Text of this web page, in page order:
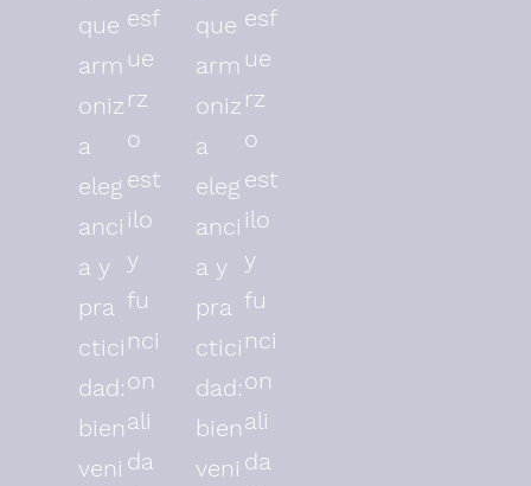
que
arm
oniz
a
eleg
anci
a y
pra
ctici
dad:
bien
veni
esf
ue
rz
o
est
ilo
y
fu
nci
on
ali
da
que
arm
oniz
a
eleg
anci
a y
pra
ctici
dad:
bien
veni
esf
ue
rz
o
est
ilo
y
fu
nci
on
ali
da